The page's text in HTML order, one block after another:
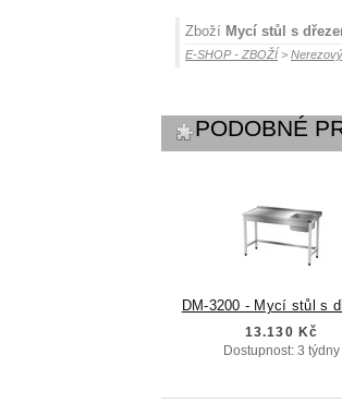
Zboží Mycí stůl s
E-SHOP - ZBOŽÍ >
PODOBNÉ
DM-3200 - Mycí stůl s
13.130 Kč
Dostupnost: 3 týdny